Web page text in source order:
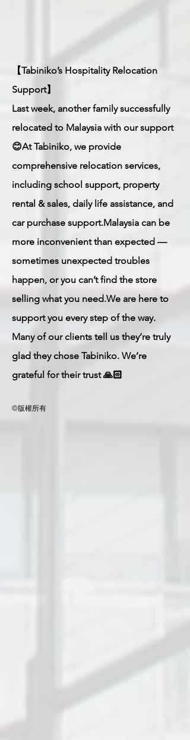
【Tabiniko’s Hospitality Relocation
Support】
Last week, another family successfully
relocated to Malaysia with our support
😊At Tabiniko, we provide
comprehensive relocation services,
including school support, property
rental & sales, daily life assistance, and
car purchase support.Malaysia can be
more inconvenient than expected —
sometimes unexpected troubles
happen, or you can’t find the store
selling what you need.We are here to
support you every step of the way.
Many of our clients tell us they’re truly
glad they chose Tabiniko. We’re
grateful for their trust 🙏🏻
©版權所有